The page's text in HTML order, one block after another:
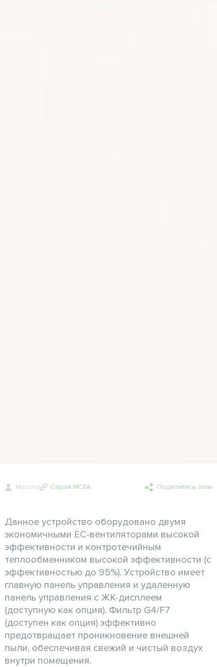
Mycond Серия MCFA Поделитесь этим
Данное устройство оборудовано двумя
экономичными ЕС-вентиляторами высокой
эффективности и контротечийным
теплообменником высокой эффективности (с
эффективностью до 95%). Устройство имеет
главную панель управления и удаленную
панель управления с ЖК-дисплеем
(доступную как опция). Фильтр G4/F7
(доступен как опция) эффективно
предотвращает проникновение внешней
пыли, обеспечивая свежий и чистый воздух
внутри помещения.